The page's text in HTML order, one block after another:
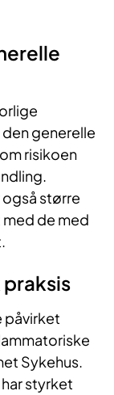
generelle
risikoen
større
de med
påvirket
Sykehus.
styrket